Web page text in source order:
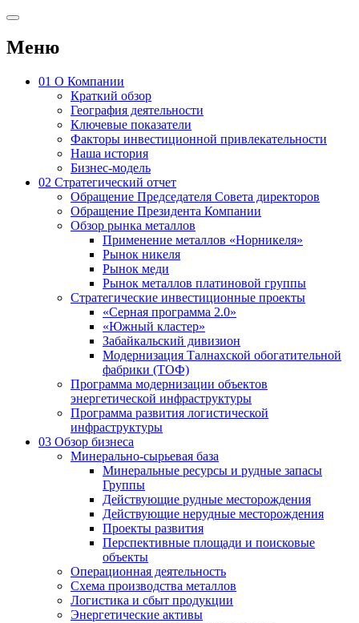
Меню
01 О Компании
Краткий обзор
География деятельности
Ключевые показатели
Факторы инвестиционной привлекательности
Наша история
Бизнес-модель
02 Стратегический отчет
Обращение Председателя Совета директоров
Обращение Президента Компании
Обзор рынка металлов
Применение металлов «Норникеля»
Рынок никеля
Рынок меди
Рынок металлов платиновой группы
Стратегические инвестиционные проекты
«Серная программа 2.0»
«Южный кластер»
Забайкальский дивизион
Модернизация Талнахской обогатительной
фабрики (ТОФ)
Программа модернизации объектов
энергетической инфраструктуры
Программа развития логистической
инфраструктуры
03 Обзор бизнеса
Минерально-сырьевая база
Минеральные ресурсы и рудные запасы
Группы
Действующие рудные месторождения
Действующие нерудные месторождения
Проекты развития
Перспективные площади и поисковые
объекты
Операционная деятельность
Схема производства металлов
Логистика и сбыт продукции
Энергетические активы